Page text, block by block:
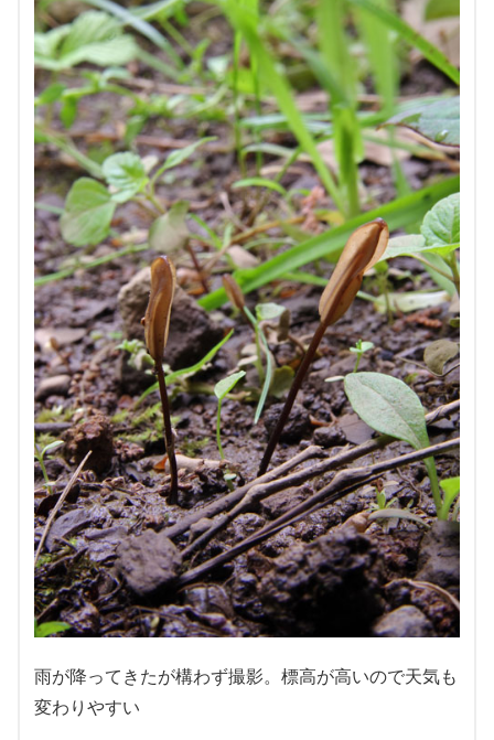
雨が降ってきたが構わず撮影。標高が高いので天気も
変わりやすい